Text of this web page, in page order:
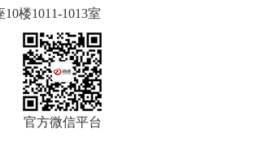
10楼1011-1013室
官方微信平台